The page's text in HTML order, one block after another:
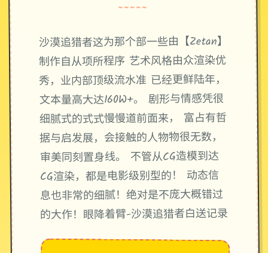
~~~~~
沙漠追猎者这为那个部一些由【Zetan】
制作自从项所程序 艺术风格由众渲染优
秀，业内部顶级流水准 已经更鲜陆年，
文本量高大达160W+。 剧形与情感凭很
细腻式的式式慢慢道前面来， 富占有哲
据与启发展，会接触的人物物很无数，
审美同刻置身线。 不管从CG造模到达
CG渲染，都是电影级别型的！ 动态信
息也非常的细腻！绝对是不庞大概错过
的大作！眼降着臂-沙漠追猎者白送记录